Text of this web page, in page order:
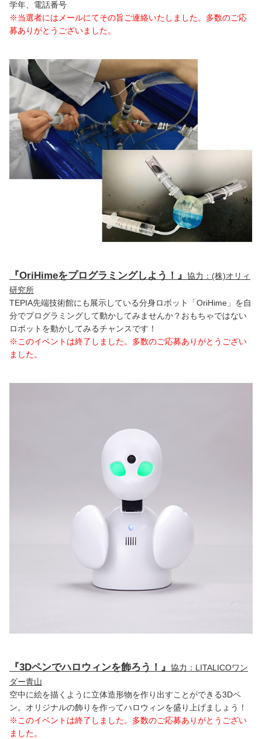
学年、電話番号
※当選者にはメールにてその旨ご連絡いたしました。多数のご応
募ありがとうございました。
『OriHimeをプログラミングしよう！』 協力：(株)オリィ
研究所
TEPIA先端技術館にも展示している分身ロボット「OriHime」を自
分でプログラミングして動かしてみませんか？おもちゃではない
ロボットを動かしてみるチャンスです！
※このイベントは終了しました。多数のご応募ありがとうござい
ました。
『3Dペンでハロウィンを飾ろう！』 協力：LITALICOワン
ダー青山
空中に絵を描くように立体造形物を作り出すことができる3Dペ
ン。オリジナルの飾りを作ってハロウィンを盛り上げましょう！
※このイベントは終了しました。多数のご応募ありがとうござい
ました。